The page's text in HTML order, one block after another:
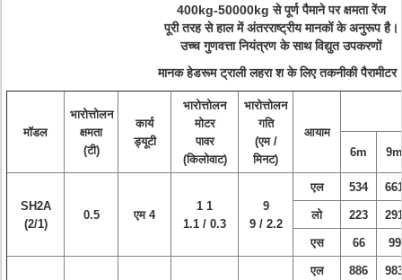
400kg-50000kg से पूर्ण पैमाने पर क्षमता रेंज
पूरी तरह से हाल में अंतरराष्ट्रीय मानकों के अनुरूप है।
उच्च गुणवत्ता नियंत्रण के साथ विद्युत उपकरणों
मानक हेडरूम ट्राली लहरा श के लिए तकनीकी पैरामीटर
मॉडल
भारोत्तोलन
क्षमता
(टी)
कार्य
ड्यूटी
भारोत्तोलन
मोटर
पावर
(किलोवाट)
भारोत्तोलन
गति
(एम /
मिनट)
आयाम
6m
9m
SH2A
(2/1)
0.5 एम 4
1 1
1.1 / 0.3
9
9 / 2.2
एल 534
लो 223
एस 66 99
एल 886